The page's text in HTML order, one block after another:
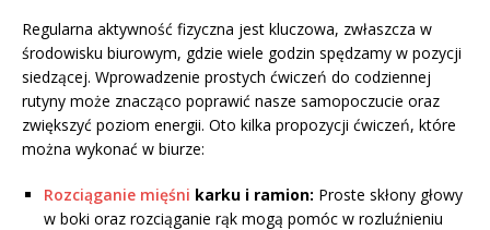
Regularna aktywność fizyczna jest kluczowa, zwłaszcza w
środowisku biurowym, gdzie wiele godzin spędzamy w pozycji
siedzącej. Wprowadzenie prostych ćwiczeń do codziennej
rutyny może znacząco poprawić nasze samopoczucie oraz
zwiększyć poziom energii. Oto kilka propozycji ćwiczeń, które
można wykonać w biurze:
Rozciąganie mięśni karku i ramion: Proste skłony głowy
w boki oraz rozciąganie rąk mogą pomóc w rozluźnieniu